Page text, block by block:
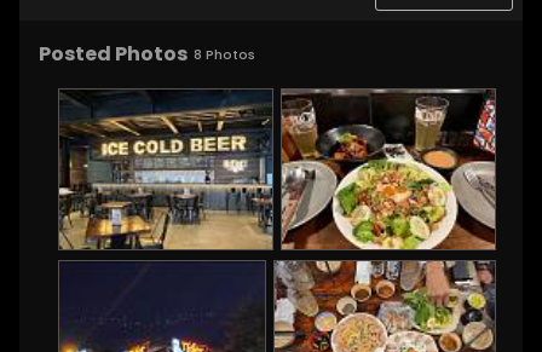
Posted Photos 8 Photos